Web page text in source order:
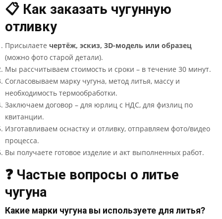
📋 Как заказать чугунную
отливку
Присылаете чертёж, эскиз, 3D-модель или образец
(можно фото старой детали).
Мы рассчитываем стоимость и сроки – в течение 30 минут.
Согласовываем марку чугуна, метод литья, массу и
необходимость термообработки.
Заключаем договор – для юрлиц с НДС, для физлиц по
квитанции.
Изготавливаем оснастку и отливку, отправляем фото/видео
процесса.
Вы получаете готовое изделие и акт выполненных работ.
❓ Частые вопросы о литье
чугуна
Какие марки чугуна вы используете для литья?